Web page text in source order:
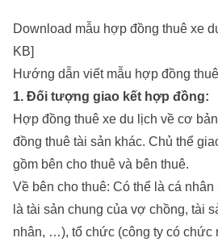
Download mẫu hợp đồng thuê xe
KB]
Hướng dẫn viết mẫu hợp đồng
1. Đối tượng giao kết hợp đồng:
Hợp đồng thuê xe du lịch về cơ
đồng thuê tài sản khác. Chủ thể
gồm bên cho thuê và bên thuê.
Về bên cho thuê: Có thể là cá
là tài sản chung của vợ chồng, tài
nhân, …), tổ chức (công ty có chức